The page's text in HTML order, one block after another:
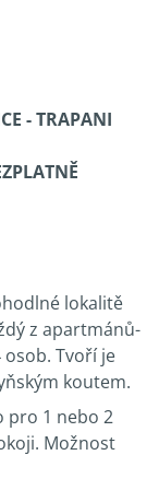
- TRAPANI
lokalitě
z apartmánů-
osob. Tvoří je
koutem.
pro 1 nebo 2
Možnost